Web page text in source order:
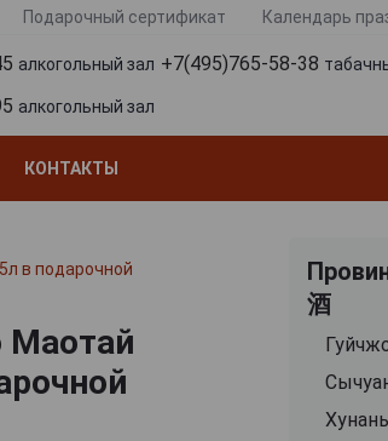
Подарочный сертификат Календарь
алкогольный зал +7(495)765-58-38
алкогольный зал
КОНТАКТЫ
в подарочной
Маотай
酒